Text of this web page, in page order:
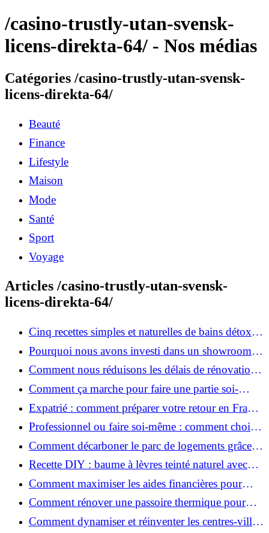
/casino-trustly-utan-svensk-
licens-direkta-64/ - Nos médias
Catégories /casino-trustly-utan-svensk-
licens-direkta-64/
Beauté
Finance
Lifestyle
Maison
Mode
Santé
Sport
Voyage
Articles /casino-trustly-utan-svensk-
licens-direkta-64/
Cinq recettes simples et naturelles de bains détox
maison
Pourquoi nous avons investi dans un showroom-
atelier et ce que cela apporte aux clients
Comment nous réduisons les délais de rénovation à
3 mois au lieu de 6?
Comment ça marche pour faire une partie soi-
même et nous confier le reste ?
Expatrié : comment préparer votre retour en France
et rénover votre bien à distance ?
Professionnel ou faire soi-même : comment choisir
pour votre rénovation ?
Comment décarboner le parc de logements grâce à
la rénovation énergétique ?
Recette DIY : baume à lèvres teinté naturel avec
SPF
Comment maximiser les aides financières pour
votre rénovation ?
Comment rénover une passoire thermique pour
une maison durable ?
Comment dynamiser et réinventer les centres-villes